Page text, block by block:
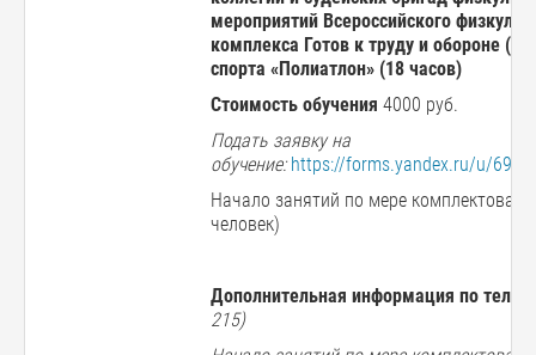
мероприятий Всероссийского
комплекса Готов к труду и обороне
спорта «Полиатлон» (18 часов)
Стоимость обучения 4000 руб.
Подать заявку на
обучение: https://forms.yandex.ru/u/
Начало занятий по мере
человек)
Дополнительная информация по
215)